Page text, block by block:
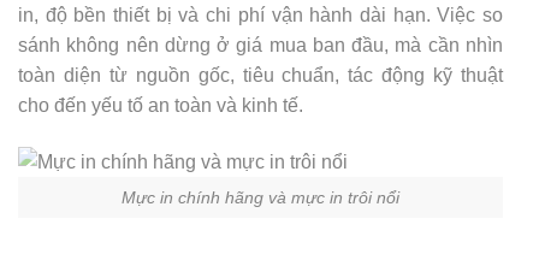
in, độ bền thiết bị và chi phí vận hành dài hạn. Việc so
sánh không nên dừng ở giá mua ban đầu, mà cần nhìn
toàn diện từ nguồn gốc, tiêu chuẩn, tác động kỹ thuật
cho đến yếu tố an toàn và kinh tế.
Mực in chính hãng và mực in trôi nổi